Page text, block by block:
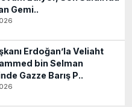
Gemi..
Erdoğan’la Veliaht
bin Selman
Gazze Barış P..